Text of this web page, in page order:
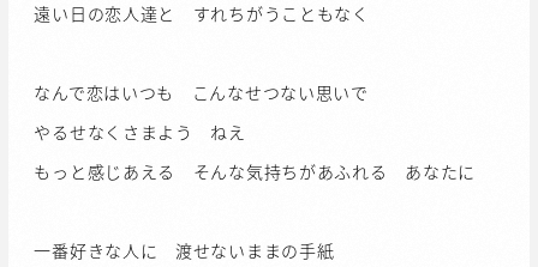
遠い日の恋人達と すれちがうこともなく
なんで恋はいつも こんなせつない思いで
やるせなくさまよう ねえ
もっと感じあえる そんな気持ちがあふれる あなたに
一番好きな人に 渡せないままの手紙